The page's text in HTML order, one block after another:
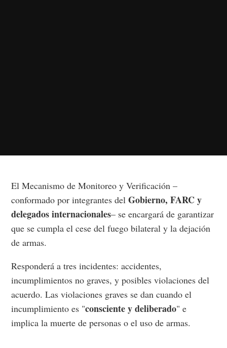
El Mecanismo de Monitoreo y Verificación –
conformado por integrantes delGobierno, FARC y
delegados internacionales– se encargará de garantizar
que se cumpla el cese del fuego bilateral y la dejación
de armas.
Responderá a tres incidentes: accidentes,
incumplimientos no graves, y posibles violaciones del
acuerdo. Las violaciones graves se dan cuando el
incumplimiento es "consciente y deliberado" e
implica la muerte de personas o el uso de armas.